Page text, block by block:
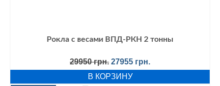
Рокла с весами ВПД-РКН 2 тонны
29950грн. Первоначальная
цена
составляла
27955 грн.Текущая
цена:
В КОРЗИНУ